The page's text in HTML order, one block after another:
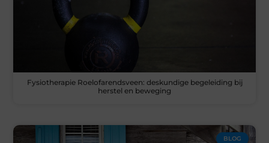
Fysiotherapie Roelofarendsveen: deskundige begeleiding bij
herstel en beweging
BLOG